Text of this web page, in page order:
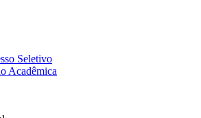
Seletivo
Acadêmica